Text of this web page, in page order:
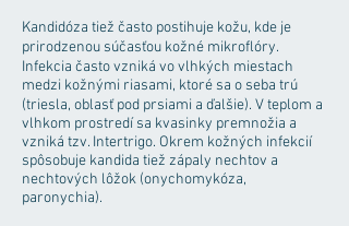
Kandidóza tiež často postihuje kožu, kde je
prirodzenou súčasťou kožné mikroflóry.
Infekcia často vzniká vo vlhkých miestach
medzi kožnými riasami, ktoré sa o seba trú
(triesla, oblasť pod prsiami a ďalšie). V teplom a
vlhkom prostredí sa kvasinky premnožia a
vzniká tzv. Intertrigo. Okrem kožných infekcií
spôsobuje kandida tiež zápaly nechtov a
nechtových lôžok (onychomykóza,
paronychia).